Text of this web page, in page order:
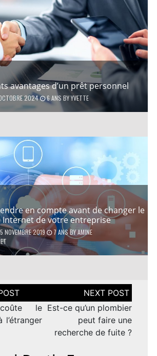
avantages d’un prêt personnel
2024 6 ANS BYYVETTE
en compte avant de changer le
Internet de votre entreprise
NOVEMBRE 2019 7 ANSBYAMINE
le
l’étranger
Est-ce qu’un plombier
peut faire une
recherche de fuite ?